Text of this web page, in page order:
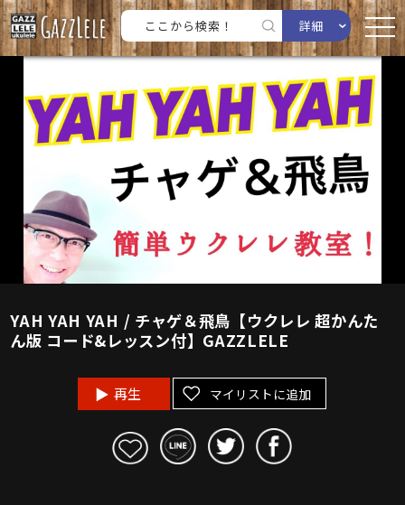
詳細
YAH YAH YAH / チャゲ＆飛鳥【ウクレレ 超かんた
ん版 コード&レッスン付】GAZZLELE
再生 マイリストに追加